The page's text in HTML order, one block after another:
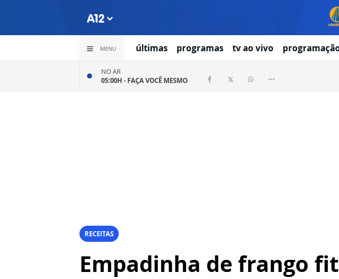
MENU últimas programas tv ao vivo
NO AR
05:00H - FAÇA VOCÊ MESMO
RECEITAS
Empadinha de frango